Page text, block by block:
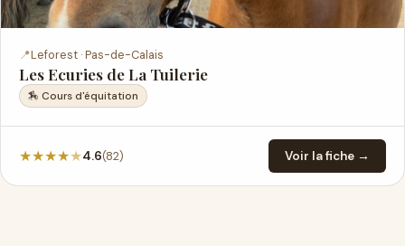
📍Leforest · Pas-de-Calais
Les Ecuries de La Tuilerie
🏇 Cours d'équitation
★★★★★4.6(82) Voir la fiche →